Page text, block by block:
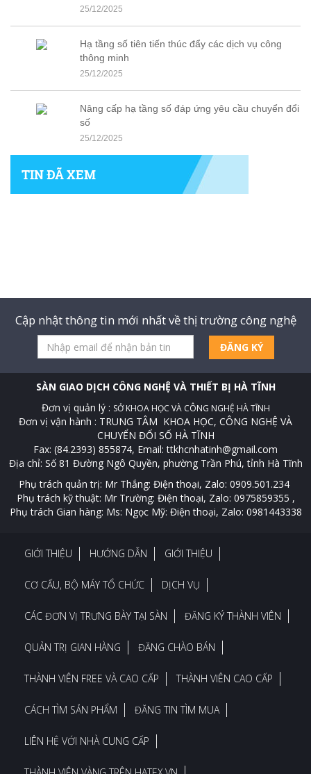
25/12/2025
Hạ tầng số tiên tiến thúc đẩy các dịch vụ công
thông minh
25/12/2025
Nâng cấp hạ tầng số đáp ứng yêu cầu chuyển đổi
số
25/12/2025
TIN ĐÃ XEM
Cập nhật thông tin mới nhất về thị trường công nghệ
ĐĂNG KÝ
SÀN GIAO DỊCH CÔNG NGHỆ VÀ THIẾT BỊ HÀ TĨNH
Đơn vị quản lý : SỞ KHOA HỌC VÀ CÔNG NGHỆ HÀ TĨNH
Đơn vị vận hành : TRUNG TÂM KHOA HỌC, CÔNG NGHỆ VÀ
CHUYỂN ĐỔI SỐ HÀ TĨNH
Fax: (84.2393) 855874, Email: ttkhcnhatinh@gmail.com
Địa chỉ: Số 81 Đường Ngô Quyền, phường Trần Phú, tỉnh Hà Tĩnh
Phụ trách quản trị: Mr Thắng: Điện thoại, Zalo: 0909.501.234
Phụ trách kỹ thuật: Mr Trường: Điện thoại, Zalo: 0975859355 ,
Phụ trách Gian hàng: Ms: Ngọc Mỹ: Điện thoại, Zalo: 0981443338
GIỚI THIỆU HƯỚNG DẪN GIỚI THIỆU
CƠ CẤU, BỘ MÁY TỔ CHỨC DỊCH VỤ
CÁC ĐƠN VỊ TRƯNG BÀY TẠI SÀN ĐĂNG KÝ THÀNH VIÊN
QUẢN TRỊ GIAN HÀNG ĐĂNG CHÀO BÁN
THÀNH VIÊN FREE VÀ CAO CẤP THÀNH VIÊN CAO CẤP
CÁCH TÌM SẢN PHẨM ĐĂNG TIN TÌM MUA
LIÊN HỆ VỚI NHÀ CUNG CẤP